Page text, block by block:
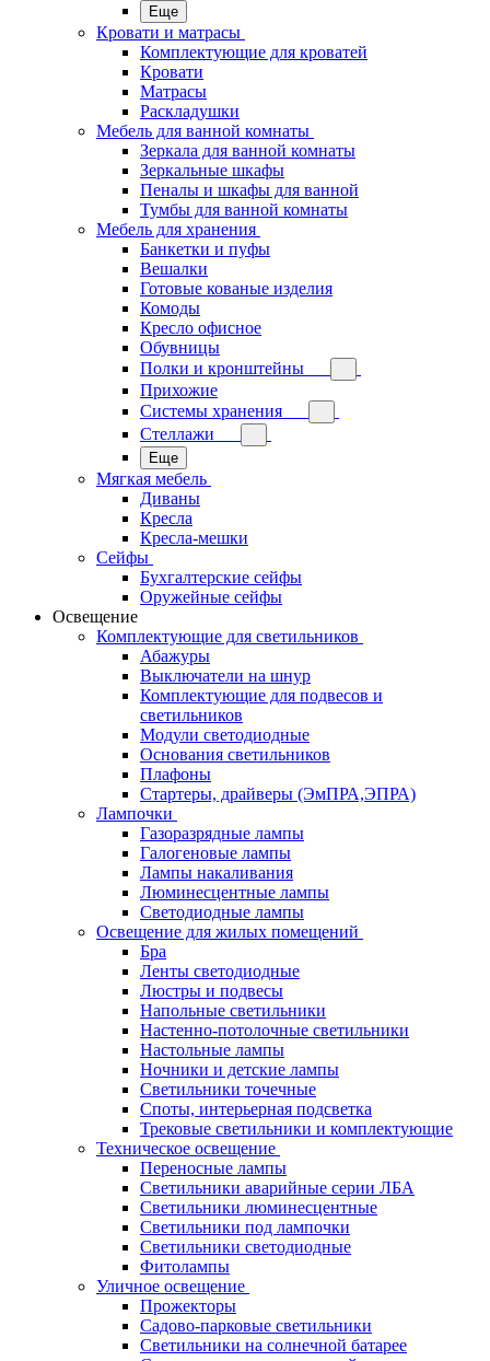
Еще
Кровати и матрасы
Комплектующие для кроватей
Кровати
Матрасы
Раскладушки
Мебель для ванной комнаты
Зеркала для ванной комнаты
Зеркальные шкафы
Пеналы и шкафы для ванной
Тумбы для ванной комнаты
Мебель для хранения
Банкетки и пуфы
Вешалки
Готовые кованые изделия
Комоды
Кресло офисное
Обувницы
Полки и кронштейны
Прихожие
Системы хранения
Стеллажи
Еще
Мягкая мебель
Диваны
Кресла
Кресла-мешки
Сейфы
Бухгалтерские сейфы
Оружейные сейфы
Освещение
Комплектующие для светильников
Абажуры
Выключатели на шнур
Комплектующие для подвесов и
светильников
Модули светодиодные
Основания светильников
Плафоны
Стартеры, драйверы (ЭмПРА,ЭПРА)
Лампочки
Газоразрядные лампы
Галогеновые лампы
Лампы накаливания
Люминесцентные лампы
Светодиодные лампы
Освещение для жилых помещений
Бра
Ленты светодиодные
Люстры и подвесы
Напольные светильники
Настенно-потолочные светильники
Настольные лампы
Ночники и детские лампы
Светильники точечные
Споты, интерьерная подсветка
Трековые светильники и комплектующие
Техническое освещение
Переносные лампы
Светильники аварийные серии ЛБА
Светильники люминесцентные
Светильники под лампочки
Светильники светодиодные
Фитолампы
Уличное освещение
Прожекторы
Садово-парковые светильники
Светильники на солнечной батарее